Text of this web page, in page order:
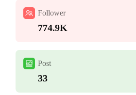
Follower
774.9K
Post
33